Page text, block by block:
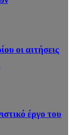
οι αιτήσεις
έργο του